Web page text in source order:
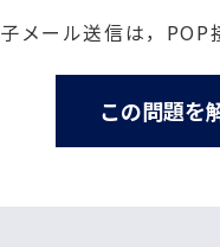
メール送信は，POP
この問題を